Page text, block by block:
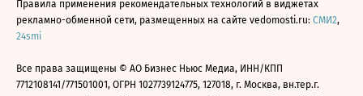
Правила применения рекомендательных технологий в виджетах
рекламно-обменной сети, размещенных на сайте vedomosti.ru: СМИ2,
24smi
Все права защищены © АО Бизнес Ньюс Медиа, ИНН/КПП
7712108141/771501001, ОГРН 1027739124775, 127018, г. Москва, вн.тер.г.